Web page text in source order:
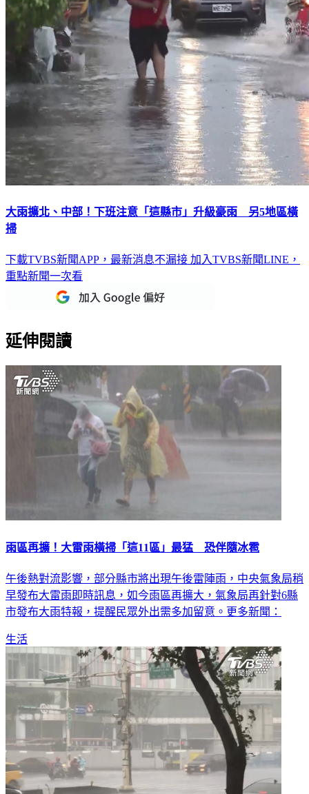
大雨擴北、中部！下班注意「這縣市」升級豪雨 另5地區橫
掃
下載TVBS新聞APP，最新消息不漏接 加入TVBS新聞LINE，
重點新聞一次看
延伸閱讀
雨區再擴！大雷雨橫掃「這11區」最猛 恐伴隨冰雹
午後熱對流影響，部分縣市將出現午後雷陣雨，中央氣象局稍
早發布大雷雨即時訊息，如今雨區再擴大，氣象局再針對6縣
市發布大雨特報，提醒民眾外出需多加留意。更多新聞：
生活